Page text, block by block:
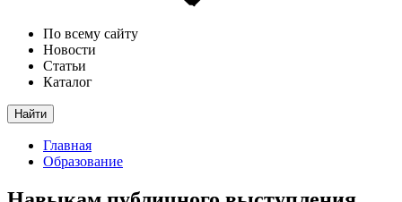
По всему сайту
Новости
Статьи
Каталог
Найти
Главная
Образование